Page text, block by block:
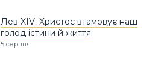
Лев XIV: Христос втамовує наш
голод істини й життя
5 серпня